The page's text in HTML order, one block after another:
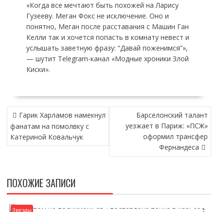
«Когда все мечтают быть похожей на Ларису
Гузееву. Меган Фокс не исключение. Оно и
понятно, Меган после расставания с Машин Ган
Келли так и хочется попасть в комнату невест и
услышать заветную фразу: “Давай поженимся”»,
— шутит Telegram-канал «Модные хроники Злой
Киски».
НАВИГАЦИЯ
ПО
ЗАПИСЯМ
Гарик Харламов намекнул
фанатам на помолвку с
Катериной Ковальчук
Барселонский талант
уезжает в Париж: «ПСЖ»
оформил трансфер
Фернандеса
ПОХОЖИЕ ЗАПИСИ
Звезды